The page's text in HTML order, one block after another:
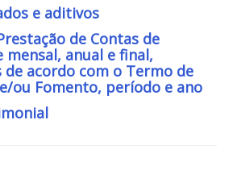
e aditivos
de Contas de
mensal, anual e final,
de acordo com o Termo de
ou Fomento, período e ano